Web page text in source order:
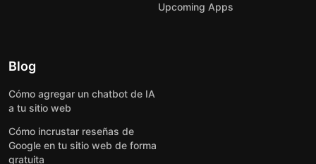
Upcoming Apps
Blog
Cómo agregar un chatbot de IA
a tu sitio web
Cómo incrustar reseñas de
Google en tu sitio web de forma
gratuita